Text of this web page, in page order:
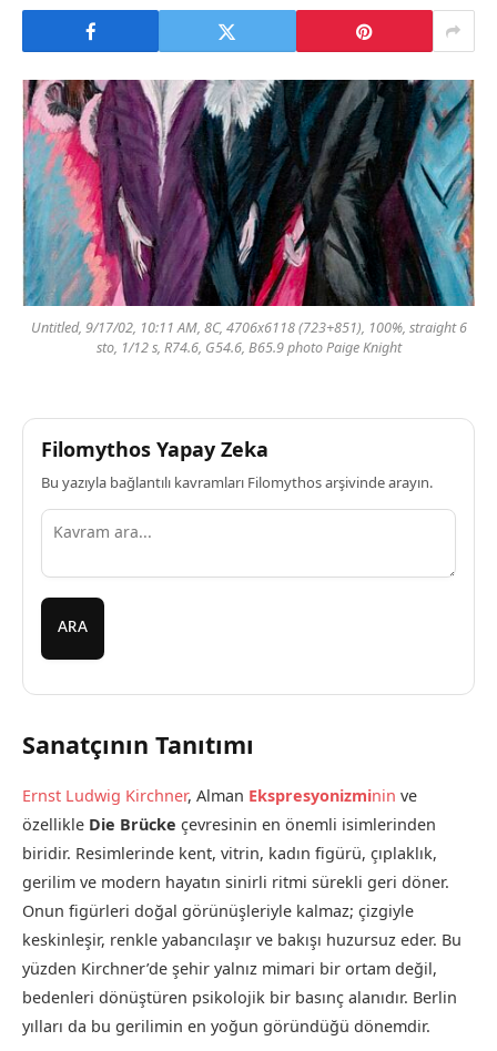
Untitled, 9/17/02, 10:11 AM, 8C, 4706x6118 (723+851), 100%, straight 6
sto, 1/12 s, R74.6, G54.6, B65.9 photo Paige Knight
Filomythos Yapay Zeka
Bu yazıyla bağlantılı kavramları Filomythos arşivinde arayın.
ARA
Sanatçının Tanıtımı
Ernst Ludwig Kirchner, Alman Ekspresyonizminin ve
özellikle Die Brücke çevresinin en önemli isimlerinden
biridir. Resimlerinde kent, vitrin, kadın figürü, çıplaklık,
gerilim ve modern hayatın sinirli ritmi sürekli geri döner.
Onun figürleri doğal görünüşleriyle kalmaz; çizgiyle
keskinleşir, renkle yabancılaşır ve bakışı huzursuz eder. Bu
yüzden Kirchner’de şehir yalnız mimari bir ortam değil,
bedenleri dönüştüren psikolojik bir basınç alanıdır. Berlin
yılları da bu gerilimin en yoğun göründüğü dönemdir.